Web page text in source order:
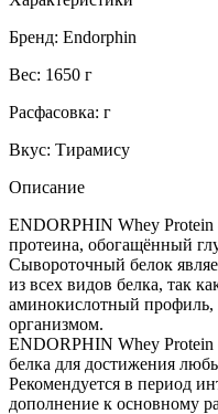
Бренд: Endorphin
Вес: 1650 г
Расфасовка: г
Вкус: Тирамису
Описание
ENDORPHIN Whey Protein
протеина, обогащённый
Сывороточный белок
из всех видов белка, так
аминокислотный профиль,
организмом.
ENDORPHIN Whey Protein
белка для достижения
Рекомендуется в период
дополнение к основному